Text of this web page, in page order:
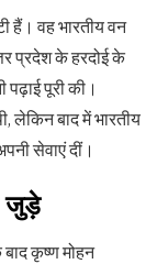
हैं। वह भारतीय वन
प्रदेश के हरदोई के
पूरी की।
लेकिन बाद में भारतीय
सेवाएं दीं।
जुड़े
कृष्ण मोहन